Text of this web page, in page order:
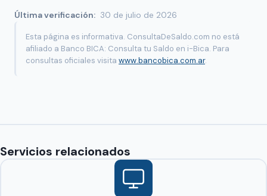
Última verificación: 30 de julio de 2026
Esta página es informativa. ConsultaDeSaldo.com no está
afiliado a Banco BICA: Consulta tu Saldo en i-Bica. Para
consultas oficiales visita www.bancobica.com.ar.
Servicios relacionados